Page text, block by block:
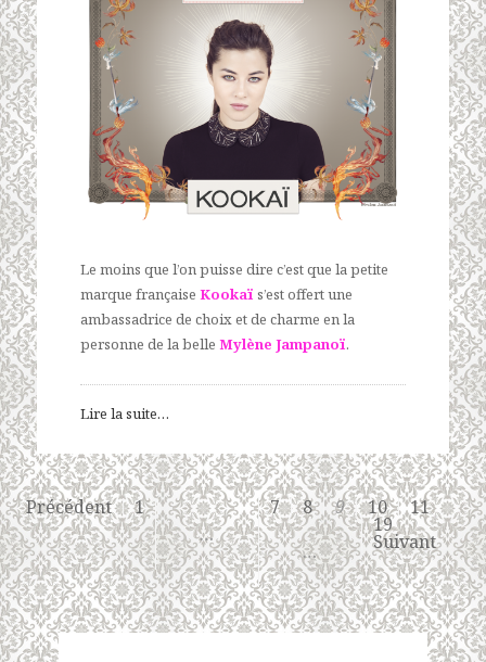
Le moins que l’on puisse dire c’est que la petite
marque française Kookaï s’est offert une
ambassadrice de choix et de charme en la
personne de la belle Mylène Jampanoï.
Lire la suite…
Précédent
1
…
7 8 9 10
11
…
19
Suivant